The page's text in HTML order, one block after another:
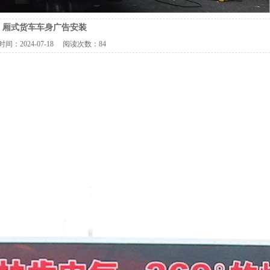
厢式货车车身广告安装
间： 2024-07-18阅读次数： 84